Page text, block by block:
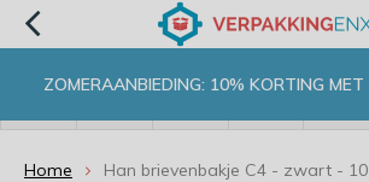
ZOMERAANBIEDING: 10% KORTING
Home Han brievenbakje C4 - zwart -